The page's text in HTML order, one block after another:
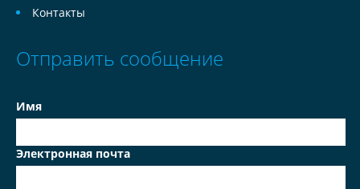
Контакты
Отправить сообщение
Имя
Электронная почта